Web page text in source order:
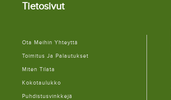
Tietosivut
Ota Meihin Yhteyttä
Toimitus Ja Palautukset
Miten Tilata
Kokotaulukko
Puhdistusvinkkejä